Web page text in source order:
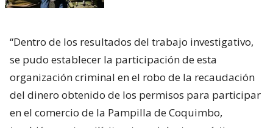
“Dentro de los resultados del trabajo investigativo,
se pudo establecer la participación de esta
organización criminal en el robo de la recaudación
del dinero obtenido de los permisos para participar
en el comercio de la Pampilla de Coquimbo,